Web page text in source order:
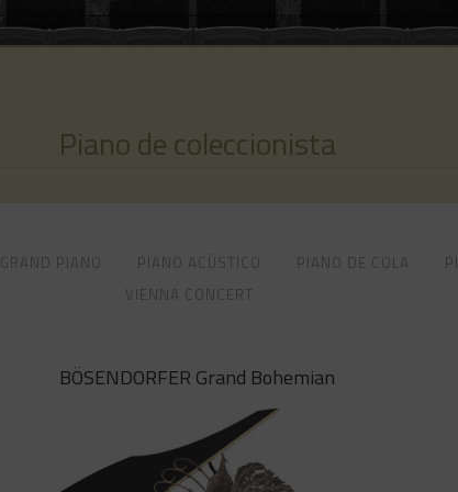
Piano de coleccionista
GRAND PIANO PIANO ACÚSTICO PIANO DE COLA
VIENNA CONCERT
BÖSENDORFER Grand Bohemian